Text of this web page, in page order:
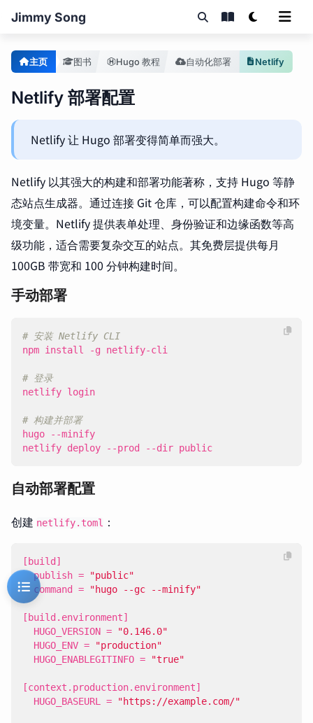
Jimmy Song
主页 图书 Hugo 教程 自动化部署 Netlify
Netlify 部署配置
Netlify 让 Hugo 部署变得简单而强大。
Netlify 以其强大的构建和部署功能著称，支持 Hugo 等静
态站点生成器。通过连接 Git 仓库，可以配置构建命令和环
境变量。Netlify 提供表单处理、身份验证和边缘函数等高
级功能，适合需要复杂交互的站点。其免费层提供每月
100GB 带宽和 100 分钟构建时间。
手动部署
# 安装 Netlify CLI
# 登录
# 构建并部署
netlify deploy --prod --dir public
自动部署配置
创建 netlify.toml ：
[ build ]
publish =
"public"
command
= "hugo --gc --minify"
[ build . environment]
HUGO_VERSION =
"0.146.0"
HUGO_ENV =
"production"
HUGO_ENABLEGITINFO = "true"
[context . production. environment]
HUGO_BASEURL
= "https://example.com/"